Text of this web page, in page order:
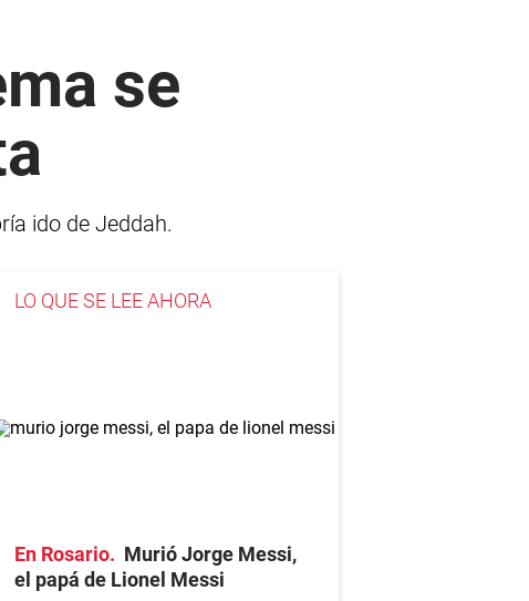
se
ido de Jeddah.
LO QUE SE LEE AHORA
En Rosario
Murió Jorge Messi,
el papá de Lionel Messi